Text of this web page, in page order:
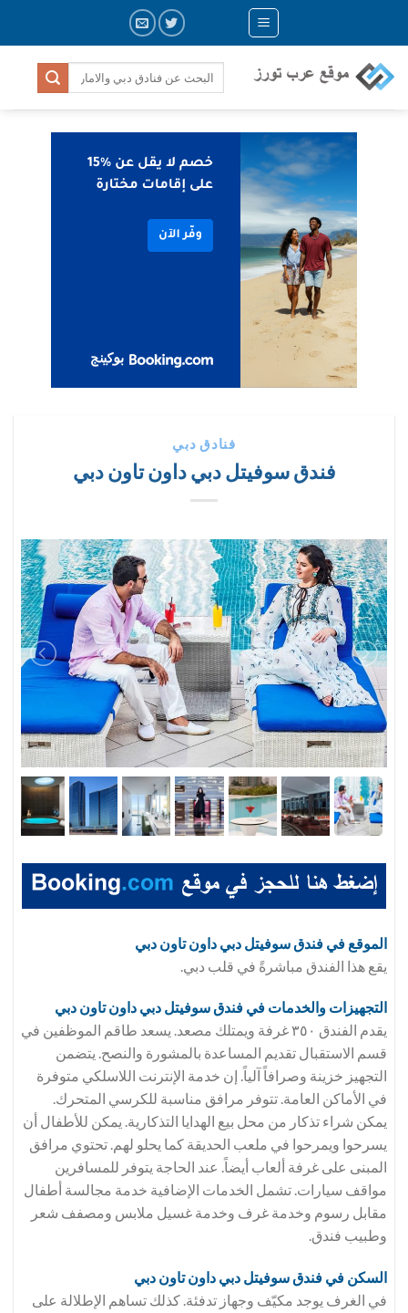
فنادق دبي
فندق سوفيتل دبي داون تاون دبي
الموقع في فندق سوفيتل دبي داون تاون دبي
يقع هذا الفندق مباشرةً في قلب دبي.
التجهيزات والخدمات في فندق سوفيتل دبي داون تاون دبي
يقدم الفندق ٣٥٠ غرفة ويمتلك مصعد. يسعد طاقم الموظفين في
قسم الاستقبال تقديم المساعدة بالمشورة والنصح. يتضمن
التجهيز خزينة وصرافاً آلياً. إن خدمة الإنترنت اللاسلكي متوفرة
في الأماكن العامة. تتوفر مرافق مناسبة للكرسي المتحرك.
يمكن شراء تذكار من محل بيع الهدايا التذكارية. يمكن للأطفال أن
يسرحوا ويمرحوا في ملعب الحديقة كما يحلو لهم. تحتوي مرافق
المبنى على غرفة ألعاب أيضاً. عند الحاجة يتوفر للمسافرين
مواقف سيارات. تشمل الخدمات الإضافية خدمة مجالسة أطفال
مقابل رسوم وخدمة غرف وخدمة غسيل ملابس ومصفف شعر
وطبيب فندق.
السكن في فندق سوفيتل دبي داون تاون دبي
في الغرف يوجد مكيّف وجهاز تدفئة. كذلك تساهم الإطلالة على